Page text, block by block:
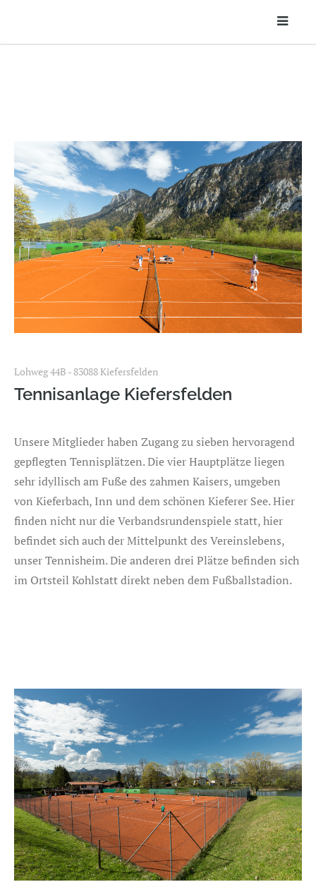
Lohweg 44B - 83088 Kiefersfelden
Tennisanlage Kiefersfelden
Unsere Mitglieder haben Zugang zu sieben hervoragend
gepflegten Tennisplätzen. Die vier Hauptplätze liegen
sehr idyllisch am Fuße des zahmen Kaisers, umgeben
von Kieferbach, Inn und dem schönen Kieferer See. Hier
finden nicht nur die Verbandsrundenspiele statt, hier
befindet sich auch der Mittelpunkt des Vereinslebens,
unser Tennisheim. Die anderen drei Plätze befinden sich
im Ortsteil Kohlstatt direkt neben dem Fußballstadion.